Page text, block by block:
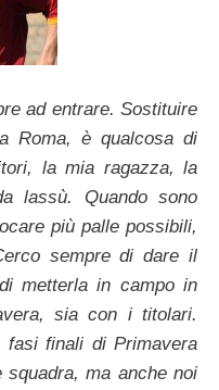
ad entrare. Sostituire
Roma, è qualcosa di
la mia ragazza, la
lassù. Quando sono
più palle possibili,
sempre di dare il
metterla in campo in
sia con i titolari.
fasi finali di Primavera
squadra, ma anche noi